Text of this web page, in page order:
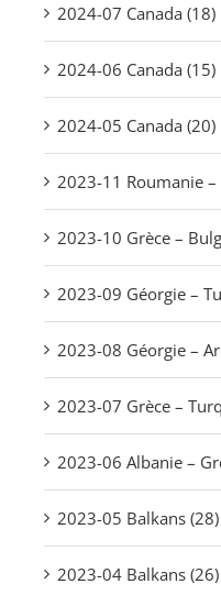
2024-07 Canada (18)
2024-06 Canada (15)
2024-05 Canada (20)
2023-11 Roumanie
2023-10 Grèce –
2023-09 Géorgie –
2023-08 Géorgie –
2023-07 Grèce –
2023-06 Albanie –
2023-05 Balkans (28)
2023-04 Balkans (26)